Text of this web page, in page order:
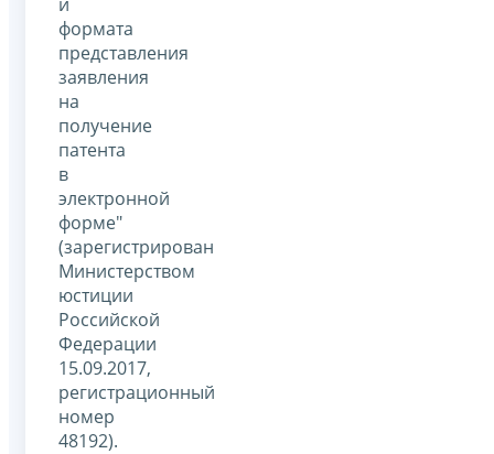
формата
представления
заявления
на
получение
патента
в
электронной
форме"
(зарегистрирован
Министерством
юстиции
Российской
Федерации
15.09.2017,
регистрационный
номер
48192).